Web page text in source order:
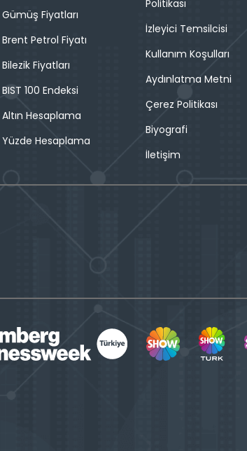
Gümüş Fiyatları
Brent Petrol Fiyatı
Bilezik Fiyatları
BIST 100 Endeksi
Altın Hesaplama
Yüzde Hesaplama
Politikası
İzleyici Temsilcisi
Kullanım Koşulları
Aydınlatma Metni
Çerez Politikası
Biyografi
İletişim